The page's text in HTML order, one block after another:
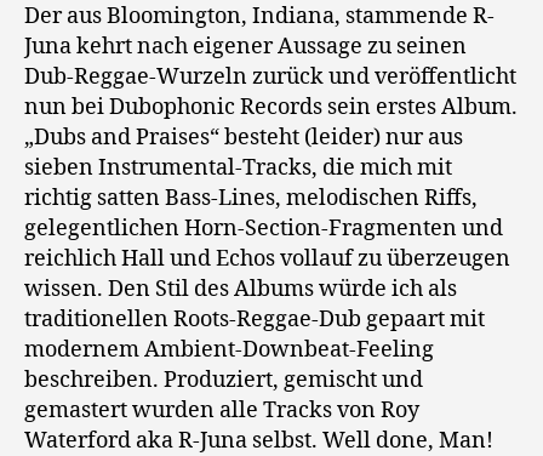
Der aus Bloomington, Indiana, stammende R-
Juna kehrt nach eigener Aussage zu seinen
Dub-Reggae-Wurzeln zurück und veröffentlicht
nun bei Dubophonic Records sein erstes Album.
„Dubs and Praises“ besteht (leider) nur aus
sieben Instrumental-Tracks, die mich mit
richtig satten Bass-Lines, melodischen Riffs,
gelegentlichen Horn-Section-Fragmenten und
reichlich Hall und Echos vollauf zu überzeugen
wissen. Den Stil des Albums würde ich als
traditionellen Roots-Reggae-Dub gepaart mit
modernem Ambient-Downbeat-Feeling
beschreiben. Produziert, gemischt und
gemastert wurden alle Tracks von Roy
Waterford aka R-Juna selbst. Well done, Man!